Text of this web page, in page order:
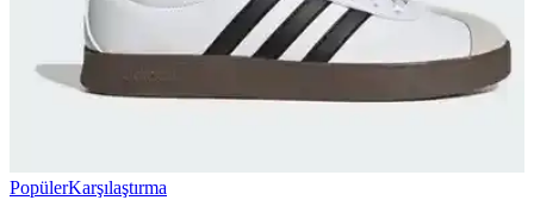
PopülerKarşılaştırma